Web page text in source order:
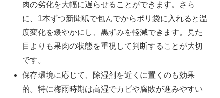
肉の劣化を大幅に遅らせることができます。さら
に、1本ずつ新聞紙で包んでからポリ袋に入れると温
度変化を緩やかにし、黒ずみを軽減できます。見た
目よりも果肉の状態を重視して判断することが大切
です。
保存環境に応じて、除湿剤を近くに置くのも効果
的。特に梅雨時期は高湿でカビや腐敗が進みやすい